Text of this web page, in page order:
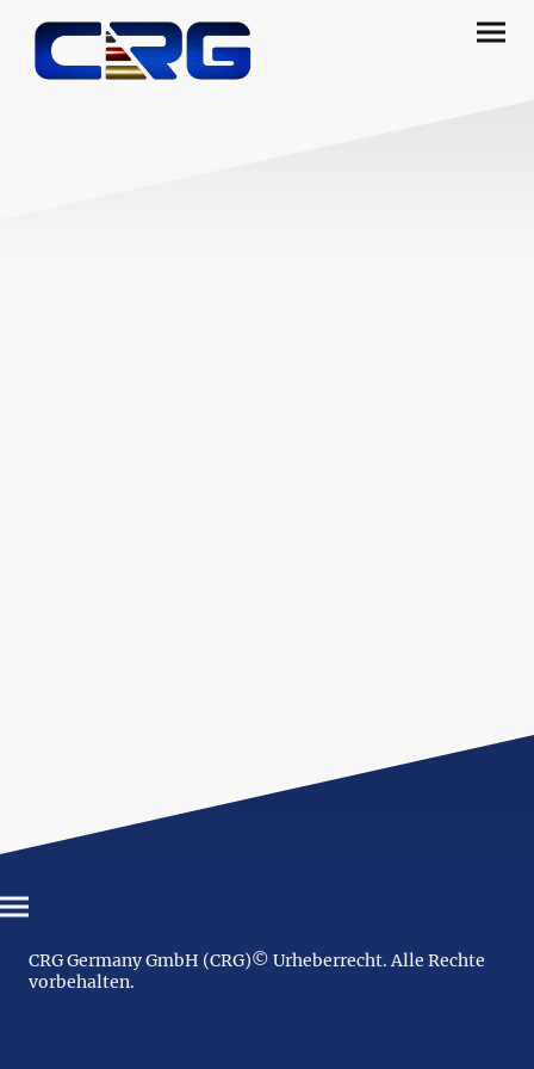
CRG Germany GmbH (CRG)© Urheberrecht. Alle Rechte
vorbehalten.